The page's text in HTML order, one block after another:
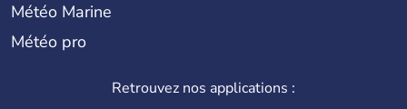
Météo Marine
Météo pro
Retrouvez nos applications :